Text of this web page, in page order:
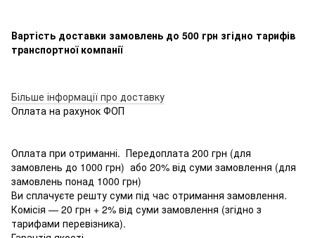
Вартість доставки замовлень до 500 грн згідно тарифів
транспортної компанії
Більше інформації про доставку
Оплата на рахунок ФОП
Оплата при отриманні. Передоплата 200 грн (для
замовлень до 1000 грн) або 20% від суми замовлення (для
замовлень понад 1000 грн)
Ви сплачуєте решту суми під час отримання замовлення.
Комісія — 20 грн + 2% від суми замовлення (згідно з
тарифами перевізника).